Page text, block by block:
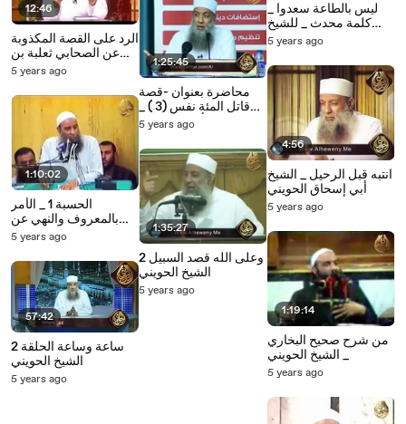
12:46
الرد على القصة المكذوبة
عن الصحابي ثعلبة بن
حاطب رضي الله عنه _
5 years ago
1:10:02
الحسبة 1 _ الأمر
بالمعروف والنهي عن
5 years ago
57:42
ساعة وساعة الحلقة 2
الشيخ الحويني
5 years ago
1:25:45
محاضرة بعنوان -قصة
قاتل المئة نفس (3 ) _
دروس الأردن _ الشيخ
5 years ago
1:35:27
وعلى الله قصد السبيل 2
الشيخ الحويني
5 years ago
ليس بالطاعة سعدوا _
كلمة محدث _ للشيخ
الحويني
5 years ago
4:56
انتبه قبل الرحيل _ الشيخ
أبي إسحاق الحويني
5 years ago
1:19:14
من شرح صحيح البخاري
_ الشيخ الحويني
5 years ago